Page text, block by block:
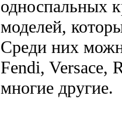
односпальных
моделей,
Среди них
Fendi, Versace,
многие другие.